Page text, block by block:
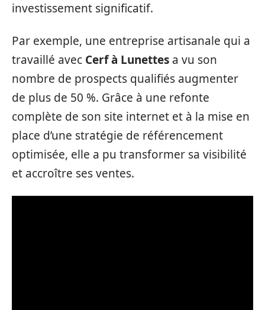
investissement significatif.
Par exemple, une entreprise artisanale qui a
travaillé avec Cerf à Lunettes a vu son
nombre de prospects qualifiés augmenter
de plus de 50 %. Grâce à une refonte
complète de son site internet et à la mise en
place d’une stratégie de référencement
optimisée, elle a pu transformer sa visibilité
et accroître ses ventes.